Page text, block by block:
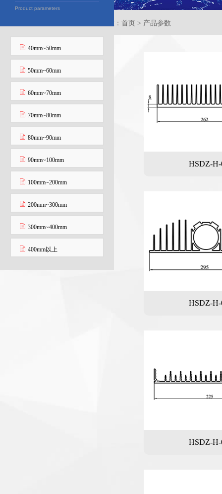
当前位置：首页 > 产品参数
Product parameters
40mm~50mm
50mm~60mm
60mm~70mm
70mm~80mm
80mm~90mm
90mm~100mm
100mm~200mm
200mm~300mm
300mm~400mm
400mm以上
HSDZ-H-
HSDZ-H-
HSDZ-H-